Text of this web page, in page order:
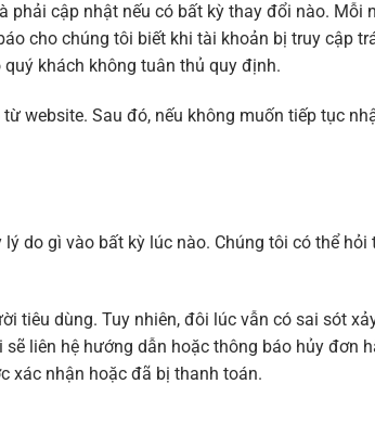
cập nhật nếu có bất kỳ thay đổi nào.
cho chúng tôi biết khi tài khoản bị truy cập
khách không tuân thủ quy định.
website. Sau đó, nếu không muốn tiếp tục
do gì vào bất kỳ lúc nào. Chúng tôi có thể
tiêu dùng. Tuy nhiên, đôi lúc vẫn có sai sót
liên hệ hướng dẫn hoặc thông báo hủy đơn
xác nhận hoặc đã bị thanh toán.